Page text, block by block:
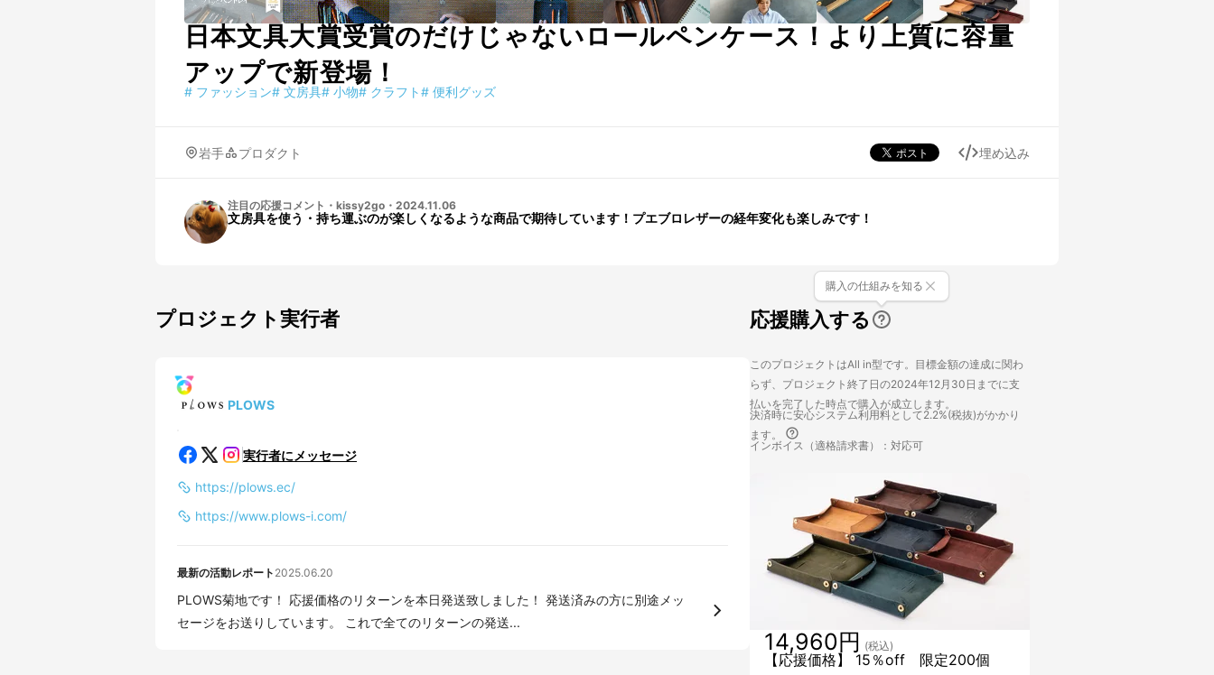
日本文具大賞受賞のだけじゃないロールペンケース！より上質に容量
アップで新登場！
# ファッション# 文房具# 小物# クラフト# 便利グッズ
岩手 プロダクト 埋め込み
注目の応援コメント ・ kissy2go ・ 2024.11.06
文房具を使う・持ち運ぶのが楽しくなるような商品で期待しています！プエブロレザーの経年変化も楽しみです！
プロジェクト実行者
PLOWS
実行者にメッセージ
https://plows.ec/
https://www.plows-i.com/
最新の活動レポート 2025.06.20
PLOWS菊地です！ 応援価格のリターンを本日発送致しました！ 発送済みの方に別途メッ
セージをお送りしています。 これで全てのリターンの発送...
応援購入する
購入の仕組みを知る
このプロジェクトはAll in型です。目標金額の達成に関わ
らず、プロジェクト終了日の2024年12月30日までに支
払いを完了した時点で購入が成立します。
決済時に安心システム利用料として2.2%(税抜)がかかり
ます。
インボイス（適格請求書）：対応可
【応援価格】 15％off 限定200個
14,960円 (税込)